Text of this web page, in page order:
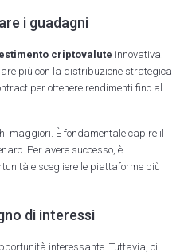
i guadagni
criptovalute innovativa.
più con la distribuzione strategica
per ottenere rendimenti fino al
maggiori. È fondamentale capire il
Per avere successo, è
e scegliere le piattaforme più
di interessi
interessante. Tuttavia, ci